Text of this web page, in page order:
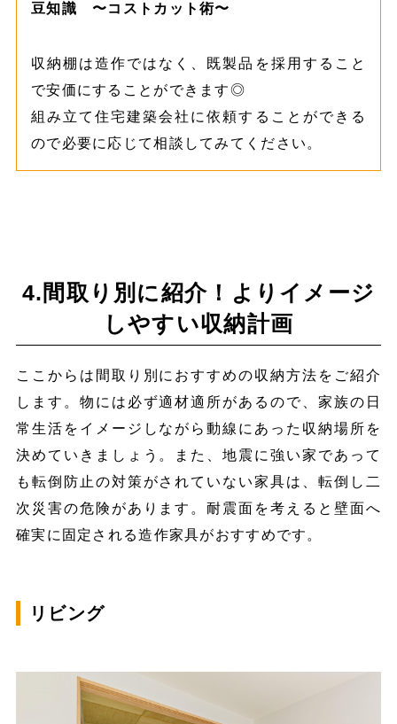
豆知識 〜コストカット術〜
収納棚は造作ではなく、既製品を採用すること
で安価にすることができます◎
組み立て住宅建築会社に依頼することができる
ので必要に応じて相談してみてください。
4.間取り別に紹介！よりイメージ
しやすい収納計画
ここからは間取り別におすすめの収納方法をご紹介
します。物には必ず適材適所があるので、家族の日
常生活をイメージしながら動線にあった収納場所を
決めていきましょう。また、地震に強い家であって
も転倒防止の対策がされていない家具は、転倒し二
次災害の危険があります。耐震面を考えると壁面へ
確実に固定される造作家具がおすすめです。
リビング